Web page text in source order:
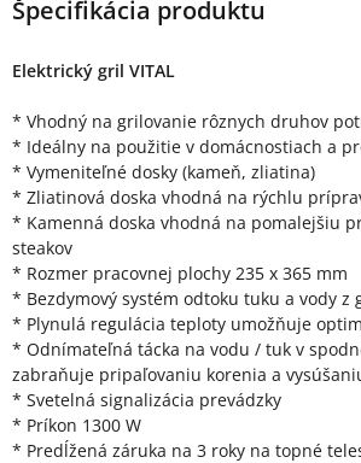
Špecifikácia produktu
Elektrický gril VITAL
* Vhodný na grilovanie rôznych druhov
* Ideálny na použitie v domácnostiach a
* Vymeniteľné dosky (kameň, zliatina)
* Zliatinová doska vhodná na rýchlu
* Kamenná doska vhodná na pomalejšiu
steakov
* Rozmer pracovnej plochy 235 x 365 mm
* Bezdymový systém odtoku tuku a vody z
* Plynulá regulácia teploty umožňuje
* Odnímateľná tácka na vodu / tuk v
zabraňuje pripaľovaniu korenia a
* Svetelná signalizácia prevádzky
* Príkon 1300 W
* Predĺžená záruka na 3 roky na topné